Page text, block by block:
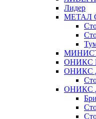
Лидер
МЕТАЛ
ОНИКС
ОНИКС
ОНИКС